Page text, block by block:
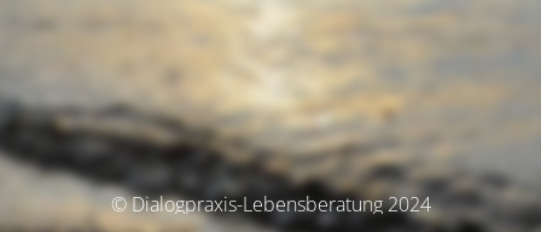
© Dialogpraxis-Lebensberatung 2024